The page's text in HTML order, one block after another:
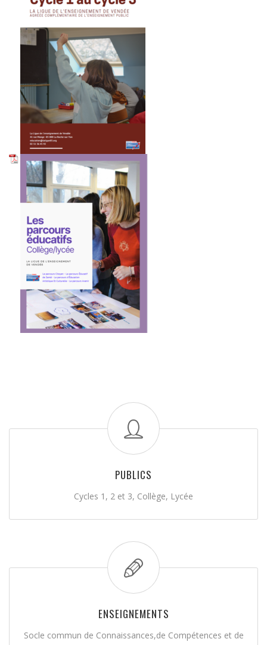
PUBLICS
Cycles 1, 2 et 3, Collège, Lycée
ENSEIGNEMENTS
Socle commun de Connaissances,de Compétences et de